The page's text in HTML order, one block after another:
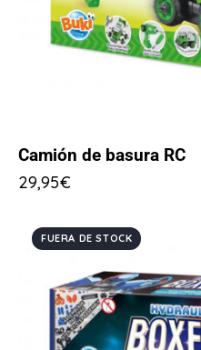
Camión de basura RC
29,95€
FUERA DE STOCK